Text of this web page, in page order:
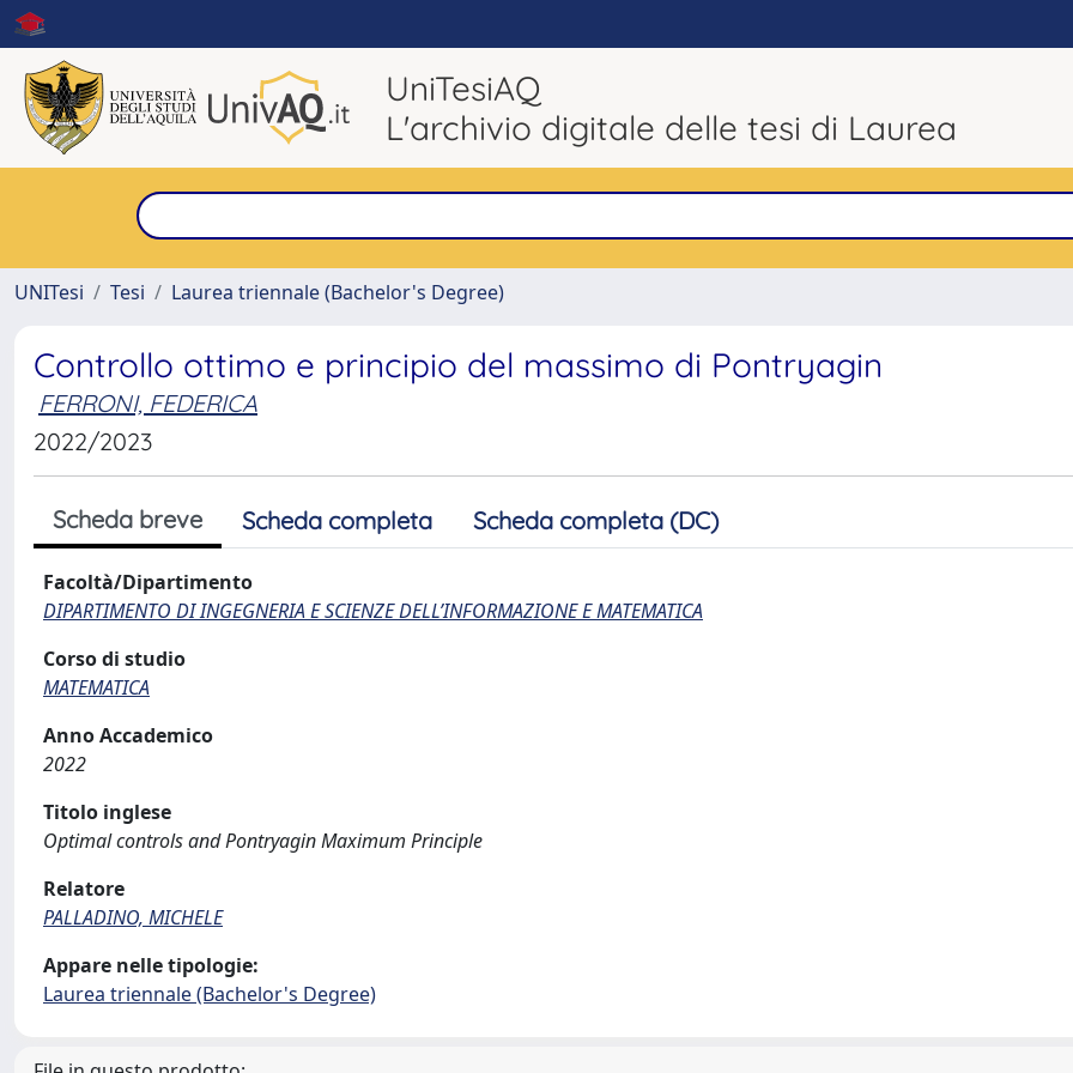
UniTesiAQ
L'archivio digitale delle tesi di Laurea
UNITesi
Tesi Laurea triennale (Bachelor's Degree)
Controllo ottimo e principio del massimo di Pontryagin
FERRONI, FEDERICA
2022/2023
Scheda breve Scheda completa Scheda completa (DC)
Facoltà/Dipartimento
DIPARTIMENTO DI INGEGNERIA E SCIENZE DELL’INFORMAZIONE E MATEMATICA
Corso di studio
MATEMATICA
Anno Accademico
2022
Titolo inglese
Optimal controls and Pontryagin Maximum Principle
Relatore
PALLADINO, MICHELE
Appare nelle tipologie:
Laurea triennale (Bachelor's Degree)